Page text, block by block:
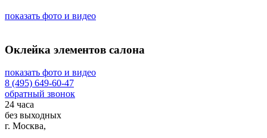
показать фото и видео
Оклейка элементов салона
показать фото и видео
8 (495) 649-60-47
обратный звонок
24 часа
без выходных
г. Москва,